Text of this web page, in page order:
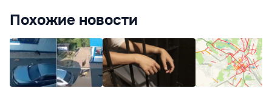
Похожие новости